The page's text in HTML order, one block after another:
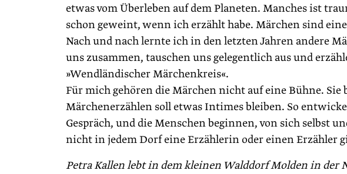
etwas vom Überleben auf dem Planeten. Manches ist
schon geweint, wenn ich erzählt habe. Märchen sind
Nach und nach lernte ich in den letzten Jahren andere
uns zusammen, tauschen uns gelegentlich aus und
»Wendländischer Märchenkreis«.
Für mich gehören die Märchen nicht auf eine Bühne.
Märchenerzählen soll etwas Intimes bleiben. So
Gespräch, und die Menschen beginnen, von sich selbst
nicht in jedem Dorf eine Erzählerin oder einen Erzähler
Petra Kallen lebt in dem kleinen Walddorf Molden in der